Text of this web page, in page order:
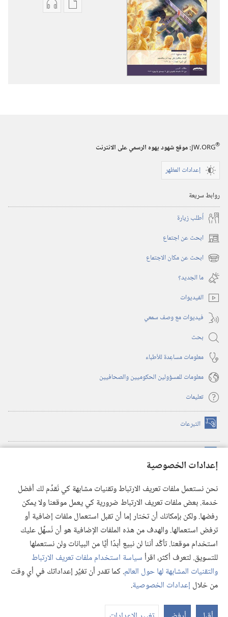
إعدادات الخصوصية
نحن نستعمل ملفات تعريف الارتباط وتقنيات مشابهة كي نُقدِّم لك أفضل
خدمة. بعض ملفات تعريف الارتباط ضرورية كي يعمل موقعنا ولا يمكن
رفضها. ولكن بإمكانك أن تختار إما أن تقبل استعمال ملفات إضافية أو
ترفض استعمالها. والهدف من هذه الملفات الإضافية هو أن نُسهِّل عليك
استخدام موقعنا. تأكَّد أننا لن نبيع أبدًا أيًّا من البيانات ولن نستعملها
للتسويق. لتعرف أكثر، اقرأسياسة استخدام ملفات تعريف الارتباط
والتقنيات المشابهة لها حول العالم. كما تقدر أن تغيِّر إعداداتك في أي وقت
من خلال إعدادات الخصوصية.
خياراتخيارات
JW.ORG®
:‏ موقع شهود يهوه الرسمي على الانترنت
إعدادات المظهر
روابط سريعة
أُطلب زيارة
ابحث عن اجتماع (يفتح
نافذة
جديدة)
ابحث عن مكان الاجتماع (يفتح
نافذة
جديدة)
ما الجديد؟‏
الفيديوات
فيديوات مع وصف سمعي
بحث
معلومات مساعِدة للأطباء
معلومات للمسؤولين الحكوميين والصحافيين
تعليمات
التبرعات (يفتح
نافذة
(يفتح
نافذة
(يفتح
نافذة
جديدة) تطبيق ®
JW Library
مكتبة برج المراقبة
© 2026 .Watch Tower Bible and Tract Society of Pennsylvania